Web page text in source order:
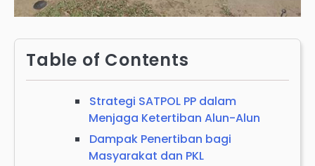
Table of Contents
Strategi SATPOL PP dalam
Menjaga Ketertiban Alun-Alun
Dampak Penertiban bagi
Masyarakat dan PKL